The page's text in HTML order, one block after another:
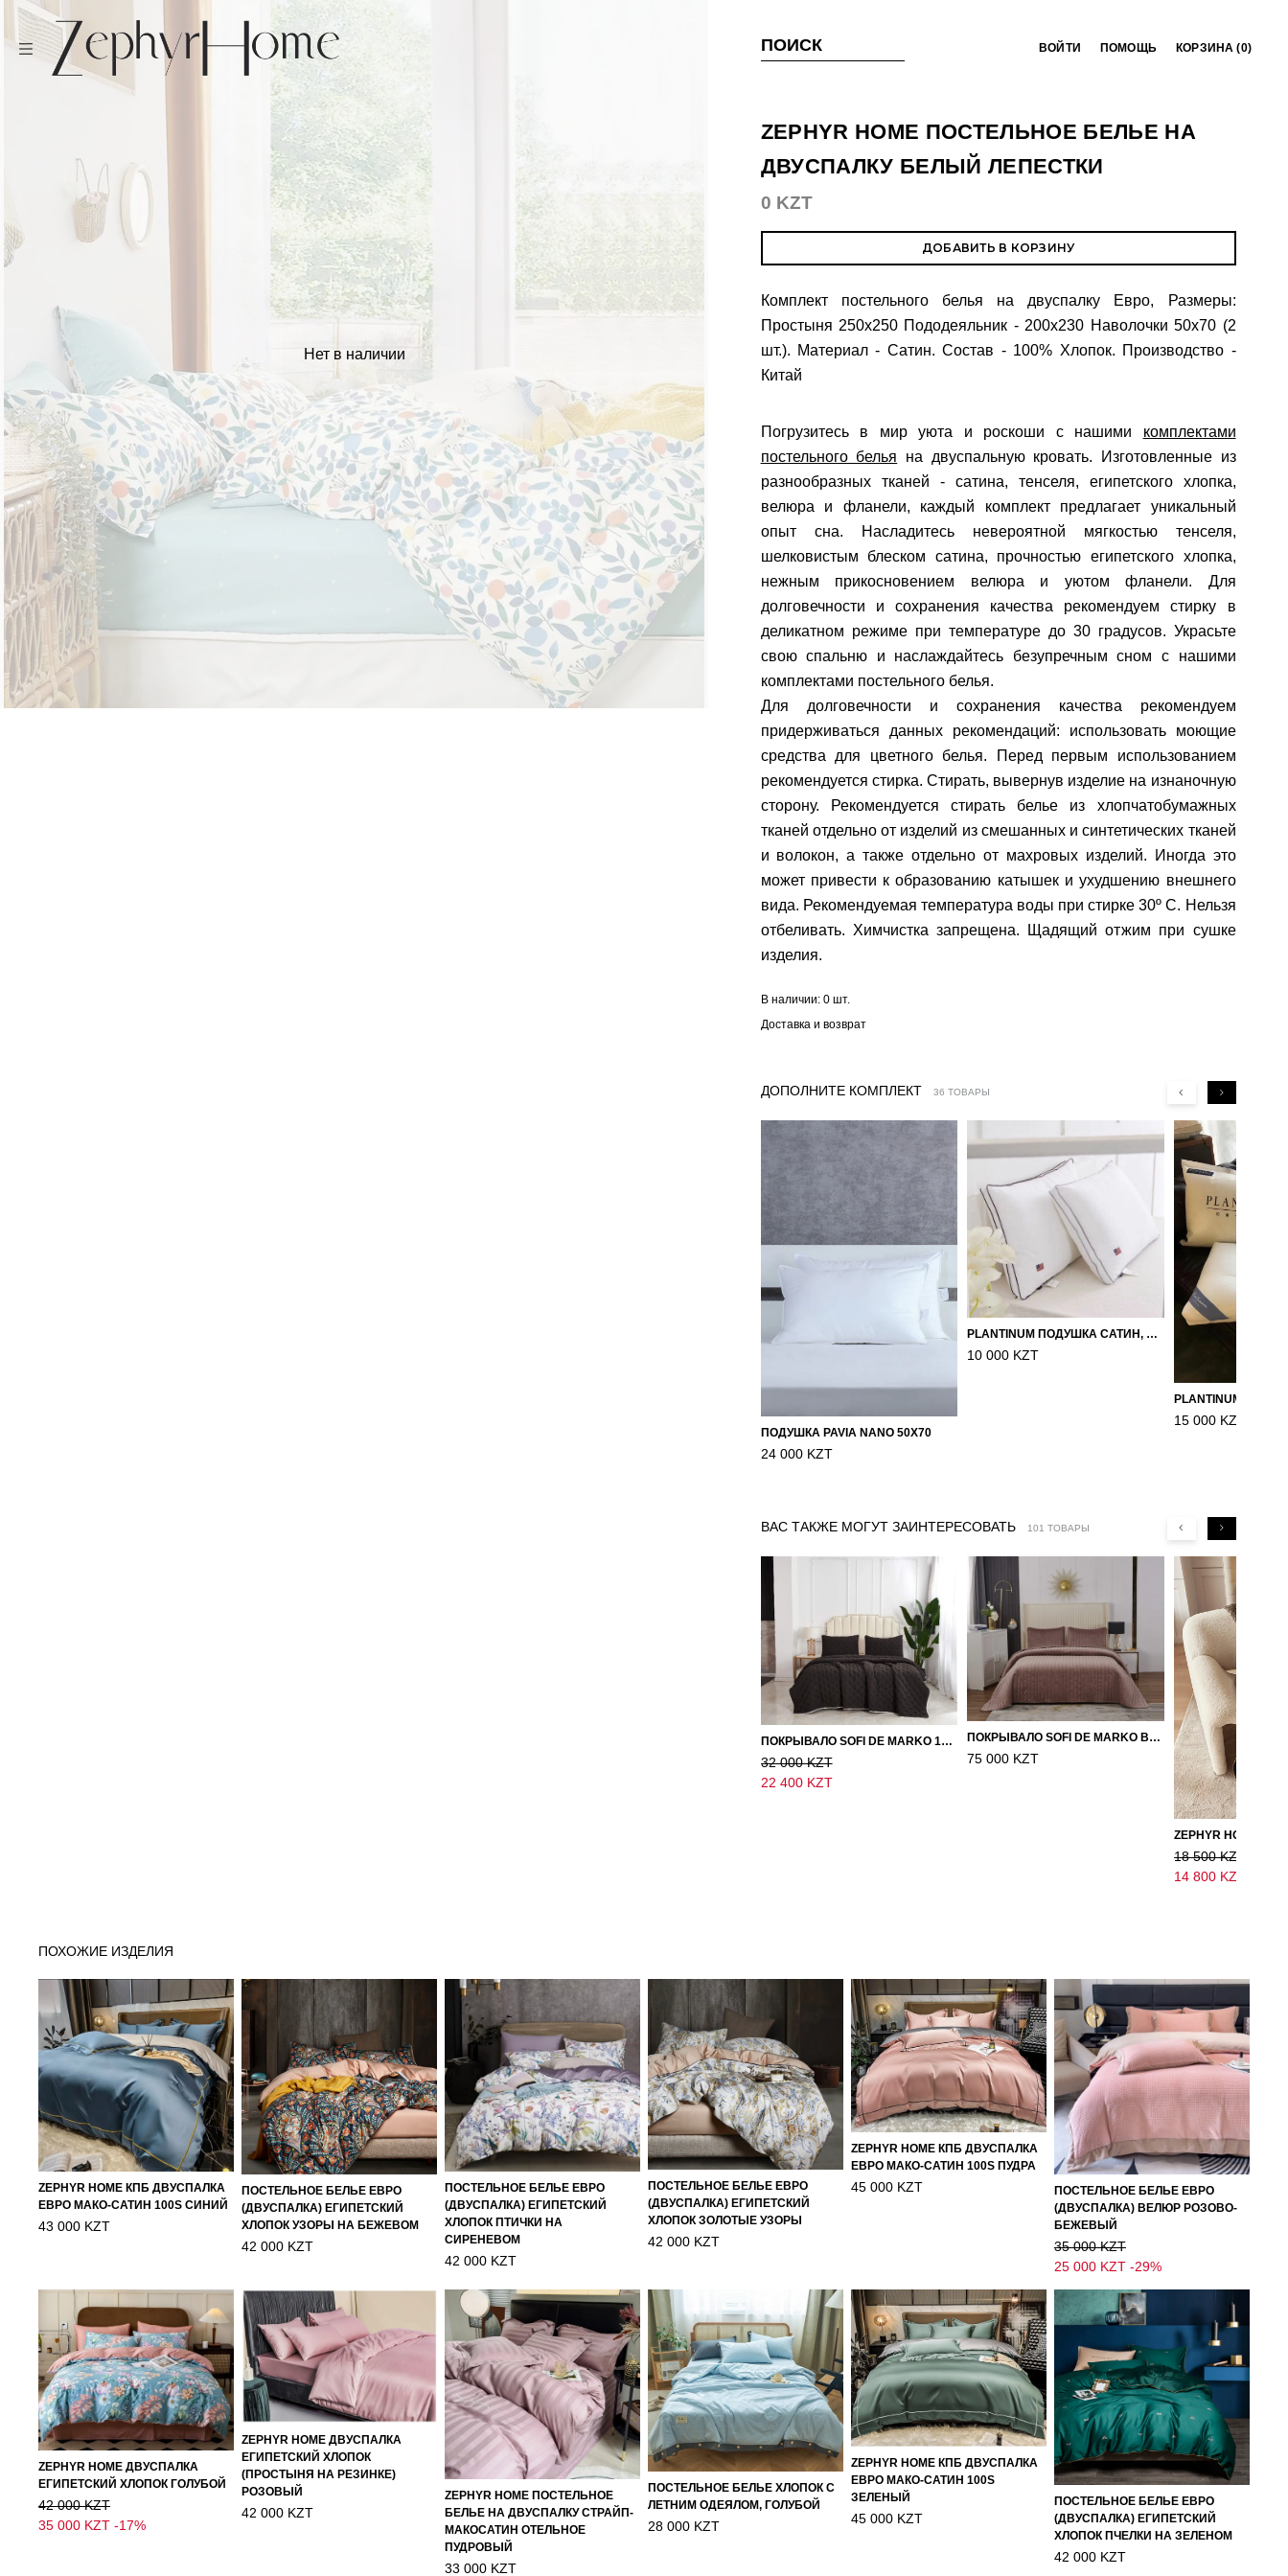
ПОИСК ВОЙТИ ПОМОЩЬ КОРЗИНА (0)
Нет в наличии
ZEPHYR HOME ПОСТЕЛЬНОЕ БЕЛЬЕ НА
ДВУСПАЛКУ БЕЛЫЙ ЛЕПЕСТКИ
0 KZT
ДОБАВИТЬ В КОРЗИНУ
Комплект постельного белья на двуспалку Евро, Размеры:
Простыня 250х250 Пододеяльник - 200х230 Наволочки 50х70 (2
шт.). Материал - Сатин. Состав - 100% Хлопок. Производство -
Китай
Погрузитесь в мир уюта и роскоши с нашими комплектами
постельного белья на двуспальную кровать. Изготовленные из
разнообразных тканей - сатина, тенселя, египетского хлопка,
велюра и фланели, каждый комплект предлагает уникальный
опыт сна. Насладитесь невероятной мягкостью тенселя,
шелковистым блеском сатина, прочностью египетского хлопка,
нежным прикосновением велюра и уютом фланели. Для
долговечности и сохранения качества рекомендуем стирку в
деликатном режиме при температуре до 30 градусов. Украсьте
свою спальню и наслаждайтесь безупречным сном с нашими
комплектами постельного белья.
Для долговечности и сохранения качества рекомендуем
придерживаться данных рекомендаций: использовать моющие
средства для цветного белья. Перед первым использованием
рекомендуется стирка. Стирать, вывернув изделие на изнаночную
сторону. Рекомендуется стирать белье из хлопчатобумажных
тканей отдельно от изделий из смешанных и синтетических тканей
и волокон, а также отдельно от махровых изделий. Иногда это
может привести к образованию катышек и ухудшению внешнего
вида. Рекомендуемая температура воды при стирке 30º C. Нельзя
отбеливать. Химчистка запрещена. Щадящий отжим при сушке
изделия.
В наличии: 0 шт.
Доставка и возврат
ДОПОЛНИТЕ КОМПЛЕКТ 36 ТОВАРЫ
ПОДУШКА PAVIA NANO 50X70
24 000 KZT
PLANTINUM ПОДУШКА САТИН, ШЕЛК 50Х70
10 000 KZT
15 000 KZT
ВАС ТАКЖЕ МОГУТ ЗАИНТЕРЕСОВАТЬ 101 ТОВАРЫ
ПОКРЫВАЛО SOFI DE MARKO 160×220 БРОУДИ ЧЕРНО-БЕЖЕВОЕ
32 000 KZT
22 400 KZT
ПОКРЫВАЛО SOFI DE MARKO ВЕЛЮР 240×260 ФЕРДИНАНД (МОККО)
75 000 KZT
18 500 KZT
14 800 KZT
ПОХОЖИЕ ИЗДЕЛИЯ
ZEPHYR HOME КПБ ДВУСПАЛКА
ЕВРО МАКО-САТИН 100S СИНИЙ
43 000 KZT
ПОСТЕЛЬНОЕ БЕЛЬЕ ЕВРО
(ДВУСПАЛКА) ЕГИПЕТСКИЙ
ХЛОПОК УЗОРЫ НА БЕЖЕВОМ
42 000 KZT
ПОСТЕЛЬНОЕ БЕЛЬЕ ЕВРО
(ДВУСПАЛКА) ЕГИПЕТСКИЙ
ХЛОПОК ПТИЧКИ НА
СИРЕНЕВОМ
42 000 KZT
ПОСТЕЛЬНОЕ БЕЛЬЕ ЕВРО
(ДВУСПАЛКА) ЕГИПЕТСКИЙ
ХЛОПОК ЗОЛОТЫЕ УЗОРЫ
42 000 KZT
ZEPHYR HOME КПБ ДВУСПАЛКА
ЕВРО МАКО-САТИН 100S ПУДРА
45 000 KZT
ПОСТЕЛЬНОЕ БЕЛЬЕ ЕВРО
(ДВУСПАЛКА) ВЕЛЮР РОЗОВО-
БЕЖЕВЫЙ
35 000 KZT
25 000 KZT -29%
ZEPHYR HOME ДВУСПАЛКА
ЕГИПЕТСКИЙ ХЛОПОК ГОЛУБОЙ
42 000 KZT
35 000 KZT -17%
ZEPHYR HOME ДВУСПАЛКА
ЕГИПЕТСКИЙ ХЛОПОК
(ПРОСТЫНЯ НА РЕЗИНКЕ)
РОЗОВЫЙ
42 000 KZT
ZEPHYR HOME ПОСТЕЛЬНОЕ
БЕЛЬЕ НА ДВУСПАЛКУ СТРАЙП-
МАКОСАТИН ОТЕЛЬНОЕ
ПУДРОВЫЙ
33 000 KZT
ПОСТЕЛЬНОЕ БЕЛЬЕ ХЛОПОК С
ЛЕТНИМ ОДЕЯЛОМ, ГОЛУБОЙ
28 000 KZT
ZEPHYR HOME КПБ ДВУСПАЛКА
ЕВРО МАКО-САТИН 100S
ЗЕЛЕНЫЙ
45 000 KZT
ПОСТЕЛЬНОЕ БЕЛЬЕ ЕВРО
(ДВУСПАЛКА) ЕГИПЕТСКИЙ
ХЛОПОК ПЧЕЛКИ НА ЗЕЛЕНОМ
42 000 KZT